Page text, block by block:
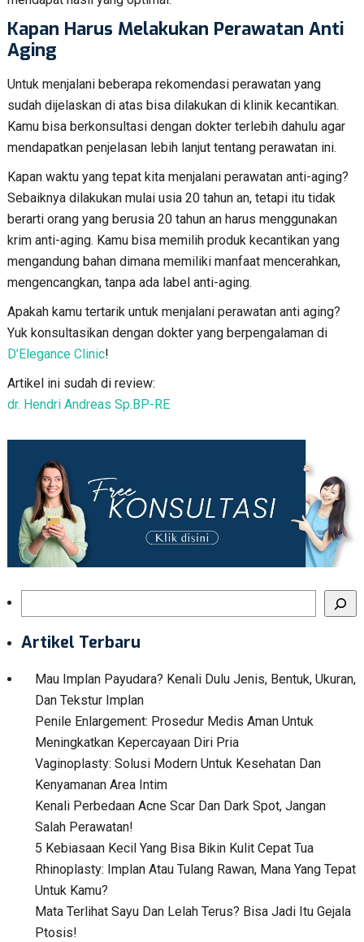
Kapan Harus Melakukan Perawatan Anti
Aging
Untuk menjalani beberapa rekomendasi perawatan yang
sudah dijelaskan di atas bisa dilakukan di klinik kecantikan.
Kamu bisa berkonsultasi dengan dokter terlebih dahulu agar
mendapatkan penjelasan lebih lanjut tentang perawatan ini.
Kapan waktu yang tepat kita menjalani perawatan anti-aging?
Sebaiknya dilakukan mulai usia 20 tahun an, tetapi itu tidak
berarti orang yang berusia 20 tahun an harus menggunakan
krim anti-aging. Kamu bisa memilih produk kecantikan yang
mengandung bahan dimana memiliki manfaat mencerahkan,
mengencangkan, tanpa ada label anti-aging.
Apakah kamu tertarik untuk menjalani perawatan anti aging?
Yuk konsultasikan dengan dokter yang berpengalaman di
D’Elegance Clinic!
Artikel ini sudah di review:
dr. Hendri Andreas Sp.BP-RE
Artikel Terbaru
Mau Implan Payudara? Kenali Dulu Jenis, Bentuk, Ukuran,
Dan Tekstur Implan
Penile Enlargement: Prosedur Medis Aman Untuk
Meningkatkan Kepercayaan Diri Pria
Vaginoplasty: Solusi Modern Untuk Kesehatan Dan
Kenyamanan Area Intim
Kenali Perbedaan Acne Scar Dan Dark Spot, Jangan
Salah Perawatan!
5 Kebiasaan Kecil Yang Bisa Bikin Kulit Cepat Tua
Rhinoplasty: Implan Atau Tulang Rawan, Mana Yang Tepat
Untuk Kamu?
Mata Terlihat Sayu Dan Lelah Terus? Bisa Jadi Itu Gejala
Ptosis!